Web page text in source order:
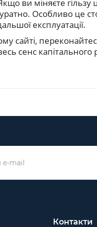
ви міняєте гільзу
Особливо це
експлуатації.
сайті,
сенс
Контакти